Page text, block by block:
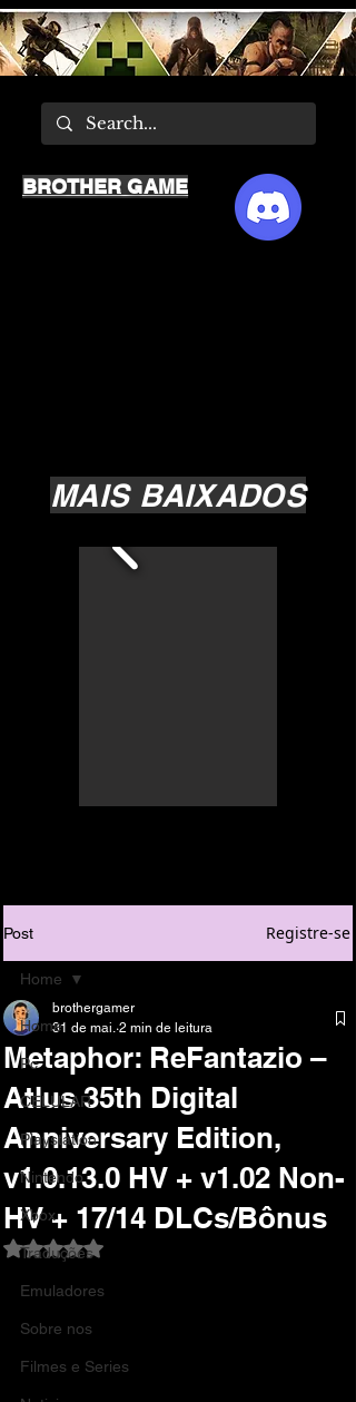
MAIS BAIXADOS
BROTHER GAME
Post Registre-se
Home
Pc
CELULAR
Playstation
Nintendo
Xbox
Traduções
Emuladores
Sobre nos
Filmes e Series
Home
Metaphor: ReFantazio –
Atlus 35th Digital
Anniversary Edition,
v1.0.13.0 HV + v1.02 Non-
HV + 17/14 DLCs/Bônus
brothergamer
31 de mai. 2 min de leitura
Avaliado com NaN de 5 estrelas.